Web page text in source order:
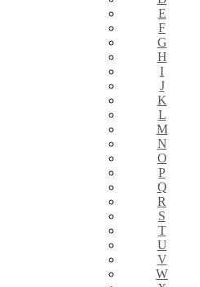
E
F
G
H
I
J
K
L
M
N
O
P
Q
R
S
T
U
V
W